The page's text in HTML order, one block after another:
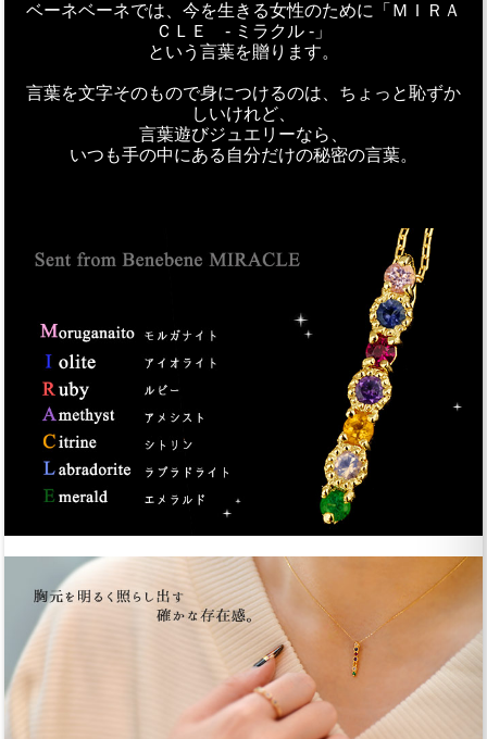
ベーネベーネでは、今を生きる女性のために「ＭＩＲＡ
ＣＬＥ - ミラクル -」
という言葉を贈ります。
言葉を文字そのもので身につけるのは、ちょっと恥ずか
しいけれど、
言葉遊びジュエリーなら、
いつも手の中にある自分だけの秘密の言葉。